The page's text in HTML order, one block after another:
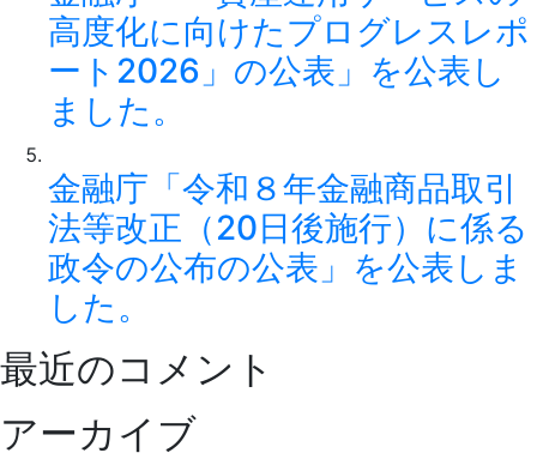
高度化に向けたプログレスレポ
ート2026」の公表」を公表し
ました。
金融庁「令和８年金融商品取引
法等改正（20日後施行）に係る
政令の公布の公表」を公表しま
した。
最近のコメント
アーカイブ